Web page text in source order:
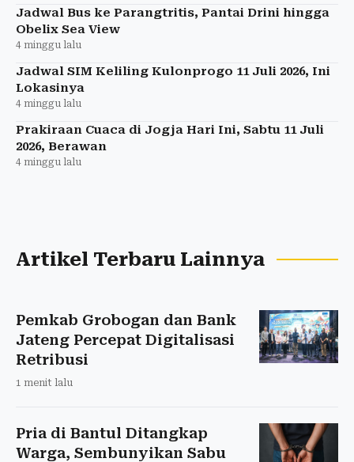
Jadwal Bus ke Parangtritis, Pantai Drini hingga
Obelix Sea View
4 minggu lalu
Jadwal SIM Keliling Kulonprogo 11 Juli 2026, Ini
Lokasinya
4 minggu lalu
Prakiraan Cuaca di Jogja Hari Ini, Sabtu 11 Juli
2026, Berawan
4 minggu lalu
Artikel Terbaru Lainnya
Pemkab Grobogan dan Bank
Jateng Percepat Digitalisasi
Retribusi
1 menit lalu
Pria di Bantul Ditangkap
Warga, Sembunyikan Sabu